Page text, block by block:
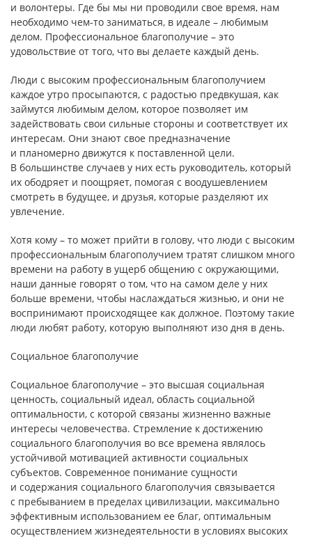
и волонтеры. Где бы мы ни проводили свое время, нам
необходимо чем-то заниматься, в идеале – любимым
делом. Профессиональное благополучие – это
удовольствие от того, что вы делаете каждый день.
Люди с высоким профессиональным благополучием
каждое утро просыпаются, с радостью предвкушая, как
займутся любимым делом, которое позволяет им
задействовать свои сильные стороны и соответствует их
интересам. Они знают свое предназначение
и планомерно движутся к поставленной цели.
В большинстве случаев у них есть руководитель, который
их ободряет и поощряет, помогая с воодушевлением
смотреть в будущее, и друзья, которые разделяют их
увлечение.
Хотя кому – то может прийти в голову, что люди с высоким
профессиональным благополучием тратят слишком много
времени на работу в ущерб общению с окружающими,
наши данные говорят о том, что на самом деле у них
больше времени, чтобы наслаждаться жизнью, и они не
воспринимают происходящее как должное. Поэтому такие
люди любят работу, которую выполняют изо дня в день.
Социальное благополучие
Социальное благополучие – это высшая социальная
ценность, социальный идеал, область социальной
оптимальности, с которой связаны жизненно важные
интересы человечества. Стремление к достижению
социального благополучия во все времена являлось
устойчивой мотивацией активности социальных
субъектов. Современное понимание сущности
и содержания социального благополучия связывается
с пребыванием в пределах цивилизации, максимально
эффективным использованием ее благ, оптимальным
осуществлением жизнедеятельности в условиях высоких